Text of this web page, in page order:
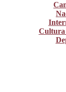
Cultura